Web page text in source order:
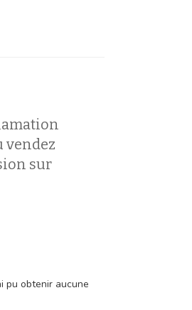
vendez
sur
pu obtenir aucune